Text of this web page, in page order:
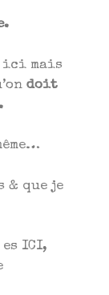
ici mais
doit
& que je
ICI,